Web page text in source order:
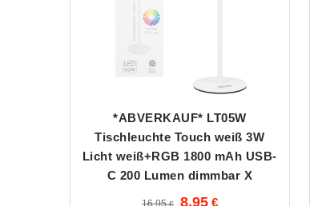
*ABVERKAUF* LT05W
Tischleuchte Touch weiß 3W
Licht weiß+RGB 1800 mAh USB-
C 200 Lumen dimmbar X
16,95 8,95